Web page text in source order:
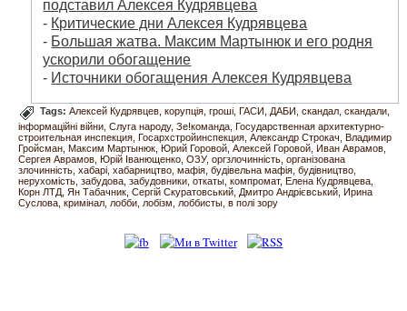
подставил Алексея Кудрявцева
- Критические дни Алексея Кудрявцева
- Большая жатва. Максим Мартынюк и его родня
ускорили обогащение
- Источники обогащения Алексея Кудрявцева
Tags:Алексей Кудрявцев корупція гроші ГАСИ ДАБИ скандал скандали
інформаційні війни Слуга народу Зе!команда Государственная архитектурно-
строительная инспекция Госархстройинспекция Александр Строкач
Владимир
Гройсман Максим Мартынюк Юрий Горовой Алексей Горовой Иван Аврамов
Сергея Аврамов Юрій Іванющенко ОЗУ оргзлочинність організована
злочинність хабарі хабарництво мафія будівельна мафія будівництво
нерухомість забудова забудовники откаты компромат Елена Кудрявцева
Корн ЛТД Ян Табачник Сергій Скуратовський Дмитро Андрієвський Ирина
Суслова кримінал лобби лобізм лоббисты в полі зору